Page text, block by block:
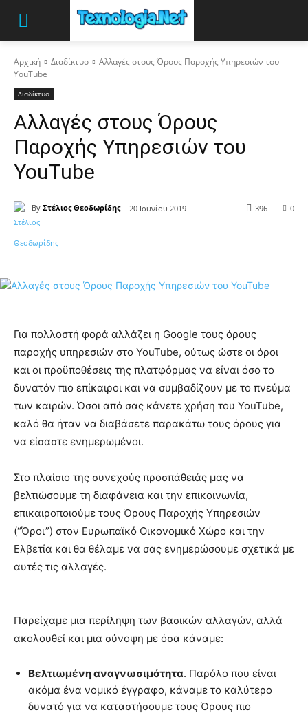
Αρχική Διαδίκτυο
Αλλαγές στους Όρους Παροχής Υπηρεσιών του
YouTube
Διαδίκτυο
Αλλαγές στους Όρους
Παροχής Υπηρεσιών του
YouTube
By Στέλιος Θεοδωρίδης 20 Ιουνίου 2019 0
396
Για πολλοστή φορά αλλάζει η Google τους όρους
παροχής υπηρεσιών στο YouTube, ούτως ώστε οι όροι
και οι προϋποθέσεις της πλατφόρμας να είναι όσο το
δυνατόν πιο επίκαιροι και να συμβαδίζουν με το πνεύμα
των καιρών. Όσοι από σας κάνετε χρήση του YouTube,
καλό θα ήταν να διαβάσετε παρακάτω τους όρους για
να είσαστε ενημερωμένοι.
Στο πλαίσιο της συνεχούς προσπάθειάς μας να
βελτιώσουμε τη διαφάνεια και την επικοινωνία,
επικαιροποιούμε τους Όρους Παροχής Υπηρεσιών
(“Όροι”) στον Ευρωπαϊκό Οικονομικό Χώρο και την
Ελβετία και θα θέλαμε να σας ενημερώσουμε σχετικά με
αυτές τις αλλαγές.
Παρείχαμε μια περίληψη των βασικών αλλαγών, αλλά
ακολουθεί και μια σύνοψη με όσα κάναμε:
Βελτιωμένη αναγνωσιμότητα. Παρόλο που είναι
ακόμα ένα νομικό έγγραφο, κάναμε το καλύτερο
δυνατό για να καταστήσουμε τους Όρους πιο